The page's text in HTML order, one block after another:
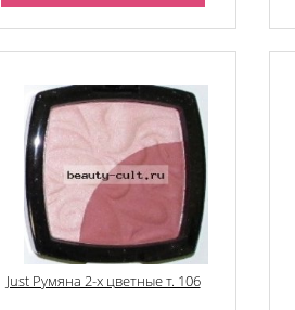
Just Румяна 2-х цветные т. 106